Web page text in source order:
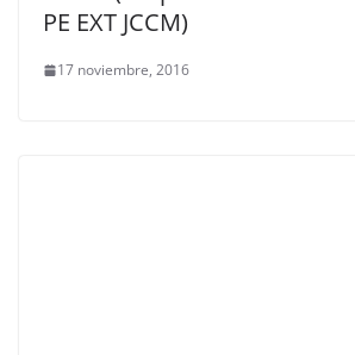
PE EXT JCCM)
17 noviembre, 2016